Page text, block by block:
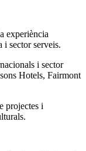
experiència
i sector serveis.
i sector
Hotels, Fairmont
projectes i